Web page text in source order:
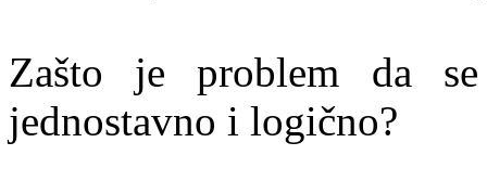
Zašto je problem da
jednostavno i logično?